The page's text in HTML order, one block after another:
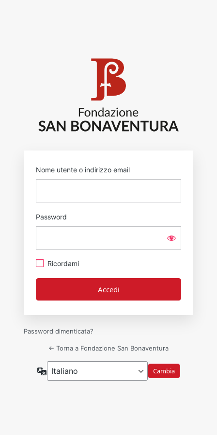
Nome utente o indirizzo email
Password
Ricordami
Password dimenticata?
← Torna a Fondazione San Bonaventura
Lingua